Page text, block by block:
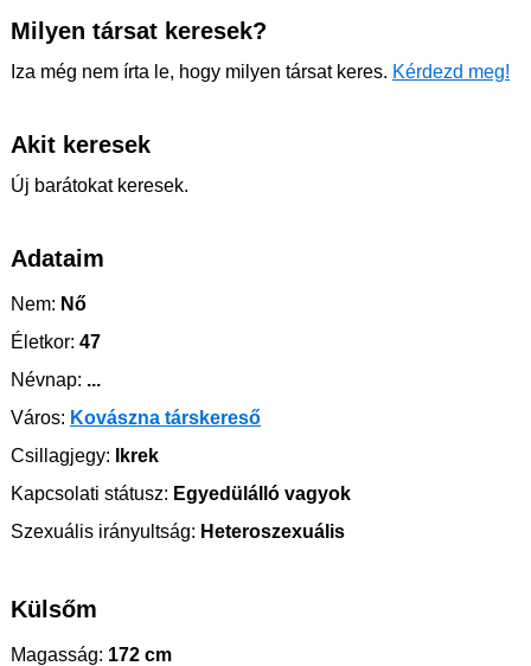
Milyen társat keresek?
Iza még nem írta le, hogy milyen társat keres. Kérdezd meg!
Akit keresek
Új barátokat keresek.
Adataim
Nem: Nő
Életkor: 47
Névnap: ...
Város: Kovászna társkereső
Csillagjegy: Ikrek
Kapcsolati státusz: Egyedülálló vagyok
Szexuális irányultság: Heteroszexuális
Külsőm
Magasság: 172 cm